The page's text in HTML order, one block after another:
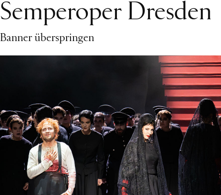
Semperoper Dresden
Banner überspringen